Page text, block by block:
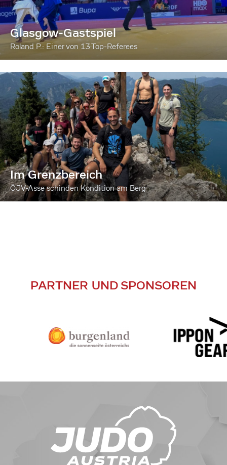
Glasgow-Gastspiel
Roland P.: Einer von 13 Top-Referees
Im Grenzbereich
ÖJV-Asse schinden Kondition am Berg
PARTNER UND SPONSOREN